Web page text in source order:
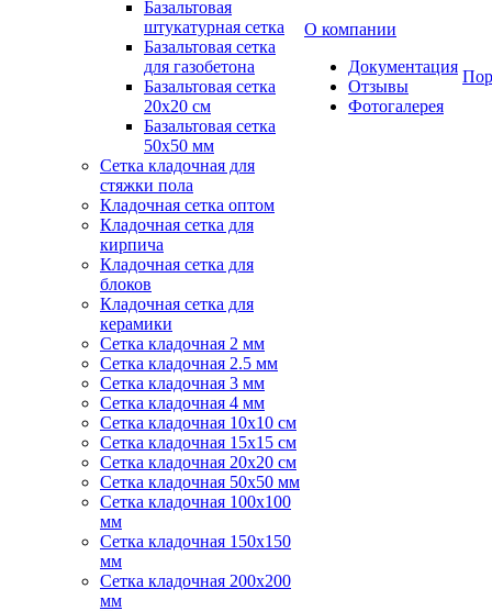
Базальтовая
штукатурная сетка
Базальтовая сетка
для газобетона
Базальтовая сетка
20x20 см
Базальтовая сетка
50x50 мм
Сетка кладочная для
стяжки пола
Кладочная сетка оптом
Кладочная сетка для
кирпича
Кладочная сетка для
блоков
Кладочная сетка для
керамики
Сетка кладочная 2 мм
Сетка кладочная 2.5 мм
Сетка кладочная 3 мм
Сетка кладочная 4 мм
Сетка кладочная 10x10 см
Сетка кладочная 15x15 см
Сетка кладочная 20x20 см
Сетка кладочная 50x50 мм
Сетка кладочная 100x100
мм
Сетка кладочная 150x150
мм
Сетка кладочная 200x200
мм
О компании
Документация
Отзывы
Фотогалерея